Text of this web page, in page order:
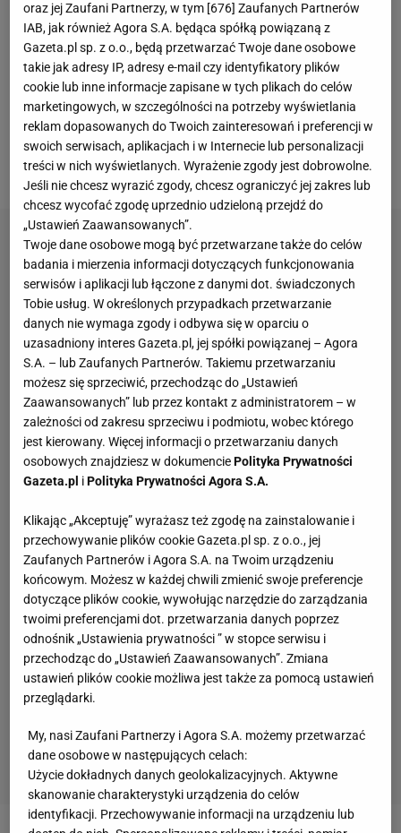
wygrać z Estonią, aby pięć dni później zagrać z Walią
lub Finlandią w finale baraży do mistrzostw Europy.
Awans naturniejwiąże się nie tylko ze sportowym
prestiżem, ale również z wielką kasą. Wiemy już, ile
kadra zarobi, jeśli wygra oba najbliższe spotkania.
Reprezentanci także mogą liczyć na "obfity kawałek
tortu".
oraz jej Zaufani Partnerzy, w tym [676] Zaufanych Partnerów
IAB, jak również Agora S.A. będąca spółką powiązaną z
Gazeta.pl sp. z o.o., będą przetwarzać Twoje dane osobowe
takie jak adresy IP, adresy e-mail czy identyfikatory plików
cookie lub inne informacje zapisane w tych plikach do celów
marketingowych, w szczególności na potrzeby wyświetlania
reklam dopasowanych do Twoich zainteresowań i preferencji w
swoich serwisach, aplikacjach i w Internecie lub personalizacji
treści w nich wyświetlanych. Wyrażenie zgody jest dobrowolne.
Jeśli nie chcesz wyrazić zgody, chcesz ograniczyć jej zakres lub
chcesz wycofać zgodę uprzednio udzieloną przejdź do
„Ustawień Zaawansowanych”.
Twoje dane osobowe mogą być przetwarzane także do celów
badania i mierzenia informacji dotyczących funkcjonowania
serwisów i aplikacji lub łączone z danymi dot. świadczonych
Tobie usług. W określonych przypadkach przetwarzanie
danych nie wymaga zgody i odbywa się w oparciu o
uzasadniony interes Gazeta.pl, jej spółki powiązanej – Agora
S.A. – lub Zaufanych Partnerów. Takiemu przetwarzaniu
możesz się sprzeciwić, przechodząc do „Ustawień
Zaawansowanych” lub przez kontakt z administratorem – w
zależności od zakresu sprzeciwu i podmiotu, wobec którego
jest kierowany. Więcej informacji o przetwarzaniu danych
osobowych znajdziesz w dokumenciePolityka Prywatności
Gazeta.pl iPolityka Prywatności Agora S.A.
Klikając „Akceptuję” wyrażasz też zgodę na zainstalowanie i
przechowywanie plików cookie Gazeta.pl sp. z o.o., jej
Zaufanych Partnerów i Agora S.A. na Twoim urządzeniu
końcowym. Możesz w każdej chwili zmienić swoje preferencje
dotyczące plików cookie, wywołując narzędzie do zarządzania
twoimi preferencjami dot. przetwarzania danych poprzez
odnośnik „Ustawienia prywatności ” w stopce serwisu i
przechodząc do „Ustawień Zaawansowanych”. Zmiana
ustawień plików cookie możliwa jest także za pomocą ustawień
przeglądarki.
My, nasi Zaufani Partnerzy i Agora S.A. możemy przetwarzać
dane osobowe w następujących celach:
Użycie dokładnych danych geolokalizacyjnych. Aktywne
skanowanie charakterystyki urządzenia do celów
identyfikacji. Przechowywanie informacji na urządzeniu lub